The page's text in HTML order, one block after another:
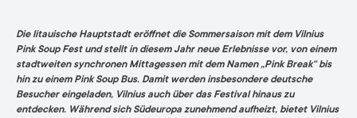
Die litauische Hauptstadt eröffnet die Sommersaison mit dem Vilnius
Pink Soup Fest und stellt in diesem Jahr neue Erlebnisse vor, von einem
stadtweiten synchronen Mittagessen mit dem Namen „Pink Break“ bis
hin zu einem Pink Soup Bus. Damit werden insbesondere deutsche
Besucher eingeladen, Vilnius auch über das Festival hinaus zu
entdecken. Während sich Südeuropa zunehmend aufheizt, bietet Vilnius